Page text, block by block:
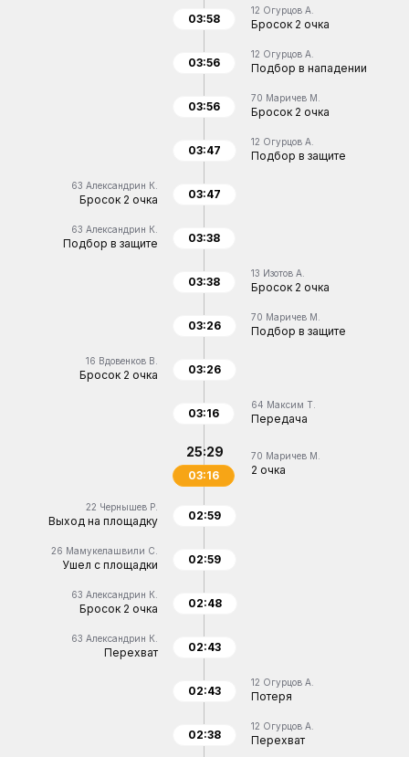
12 Огурцов А.
Бросок 2 очка
03:58
12 Огурцов А.
Подбор в нападении
03:56
70 Маричев М.
Бросок 2 очка
03:56
12 Огурцов А.
Подбор в защите
03:47
63 Александрин К.
Бросок 2 очка 03:47
63 Александрин К.
Подбор в защите 03:38
13 Изотов А.
Бросок 2 очка
03:38
70 Маричев М.
Подбор в защите
03:26
16 Вдовенков В.
Бросок 2 очка 03:26
64 Максим Т.
Передача
03:16
70 Маричев М.
2 очка
25:29
03:16
22 Чернышев Р.
Выход на площадку 02:59
26 Мамукелашвили С.
Ушел с площадки 02:59
63 Александрин К.
Бросок 2 очка 02:48
63 Александрин К.
Перехват 02:43
12 Огурцов А.
Потеря
02:43
12 Огурцов А.
Перехват
02:38